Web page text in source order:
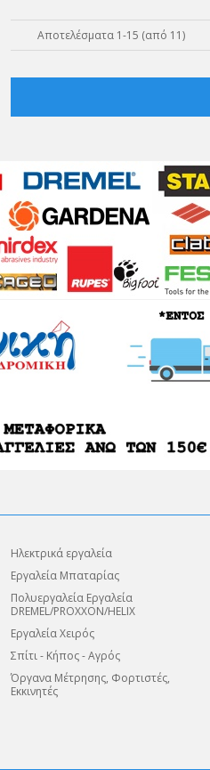
Αποτελέσματα 1-15 (από 11)
Ηλεκτρικά εργαλεία
Εργαλεία Μπαταρίας
Πολυεργαλεία Εργαλεία
DREMEL/PROXXON/HELIX
Εργαλεία Χειρός
Σπίτι - Κήπος - Αγρός
Όργανα Μέτρησης, Φορτιστές,
Εκκινητές